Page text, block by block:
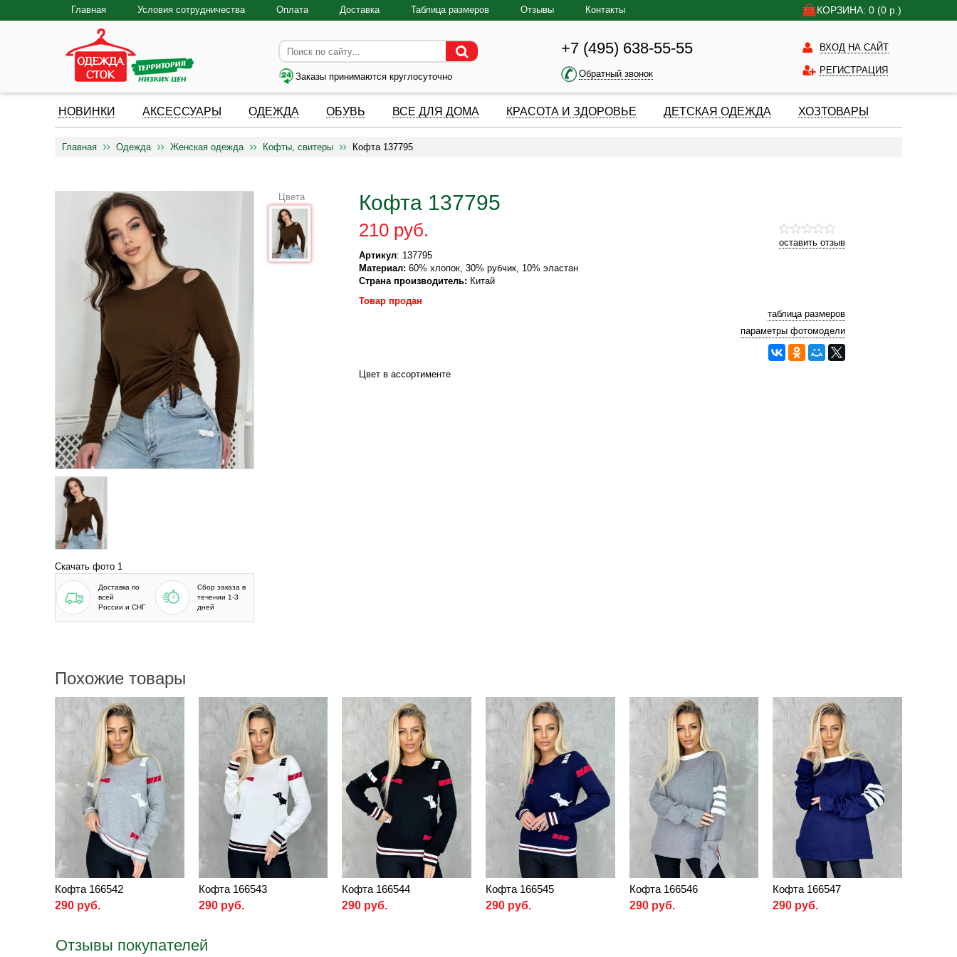
КОРЗИНА: 0 (0 р.)
Главная Условия сотрудничества Оплата Доставка Таблица размеров Отзывы Контакты
Заказы принимаются круглосуточно
+7 (495) 638-55-55
Обратный звонок
ВХОД НА САЙТ
РЕГИСТРАЦИЯ
НОВИНКИ АКСЕССУАРЫ ОДЕЖДА ОБУВЬ ВСЕ ДЛЯ ДОМА КРАСОТА И ЗДОРОВЬЕ ДЕТСКАЯ ОДЕЖДА ХОЗТОВАРЫ
Главная Одежда Женская одежда Кофты, свитеры Кофта 137795
Скачать фото 1
Доставка по
всей
России и СНГ
Сбор заказа в
течении 1-3
дней
Кофта 137795
оставить отзыв
210 руб.
Артикул: 137795
Материал: 60% хлопок, 30% рубчик, 10% эластан
Страна производитель: Китай
Цвета
Товар продан
таблица размеров
параметры фотомодели
Цвет в ассортименте
Похожие товары
Кофта 166542
290 руб.
Кофта 166543
290 руб.
Кофта 166544
290 руб.
Кофта 166545
290 руб.
Кофта 166546
290 руб.
Кофта 166547
290 руб.
Отзывы покупателей